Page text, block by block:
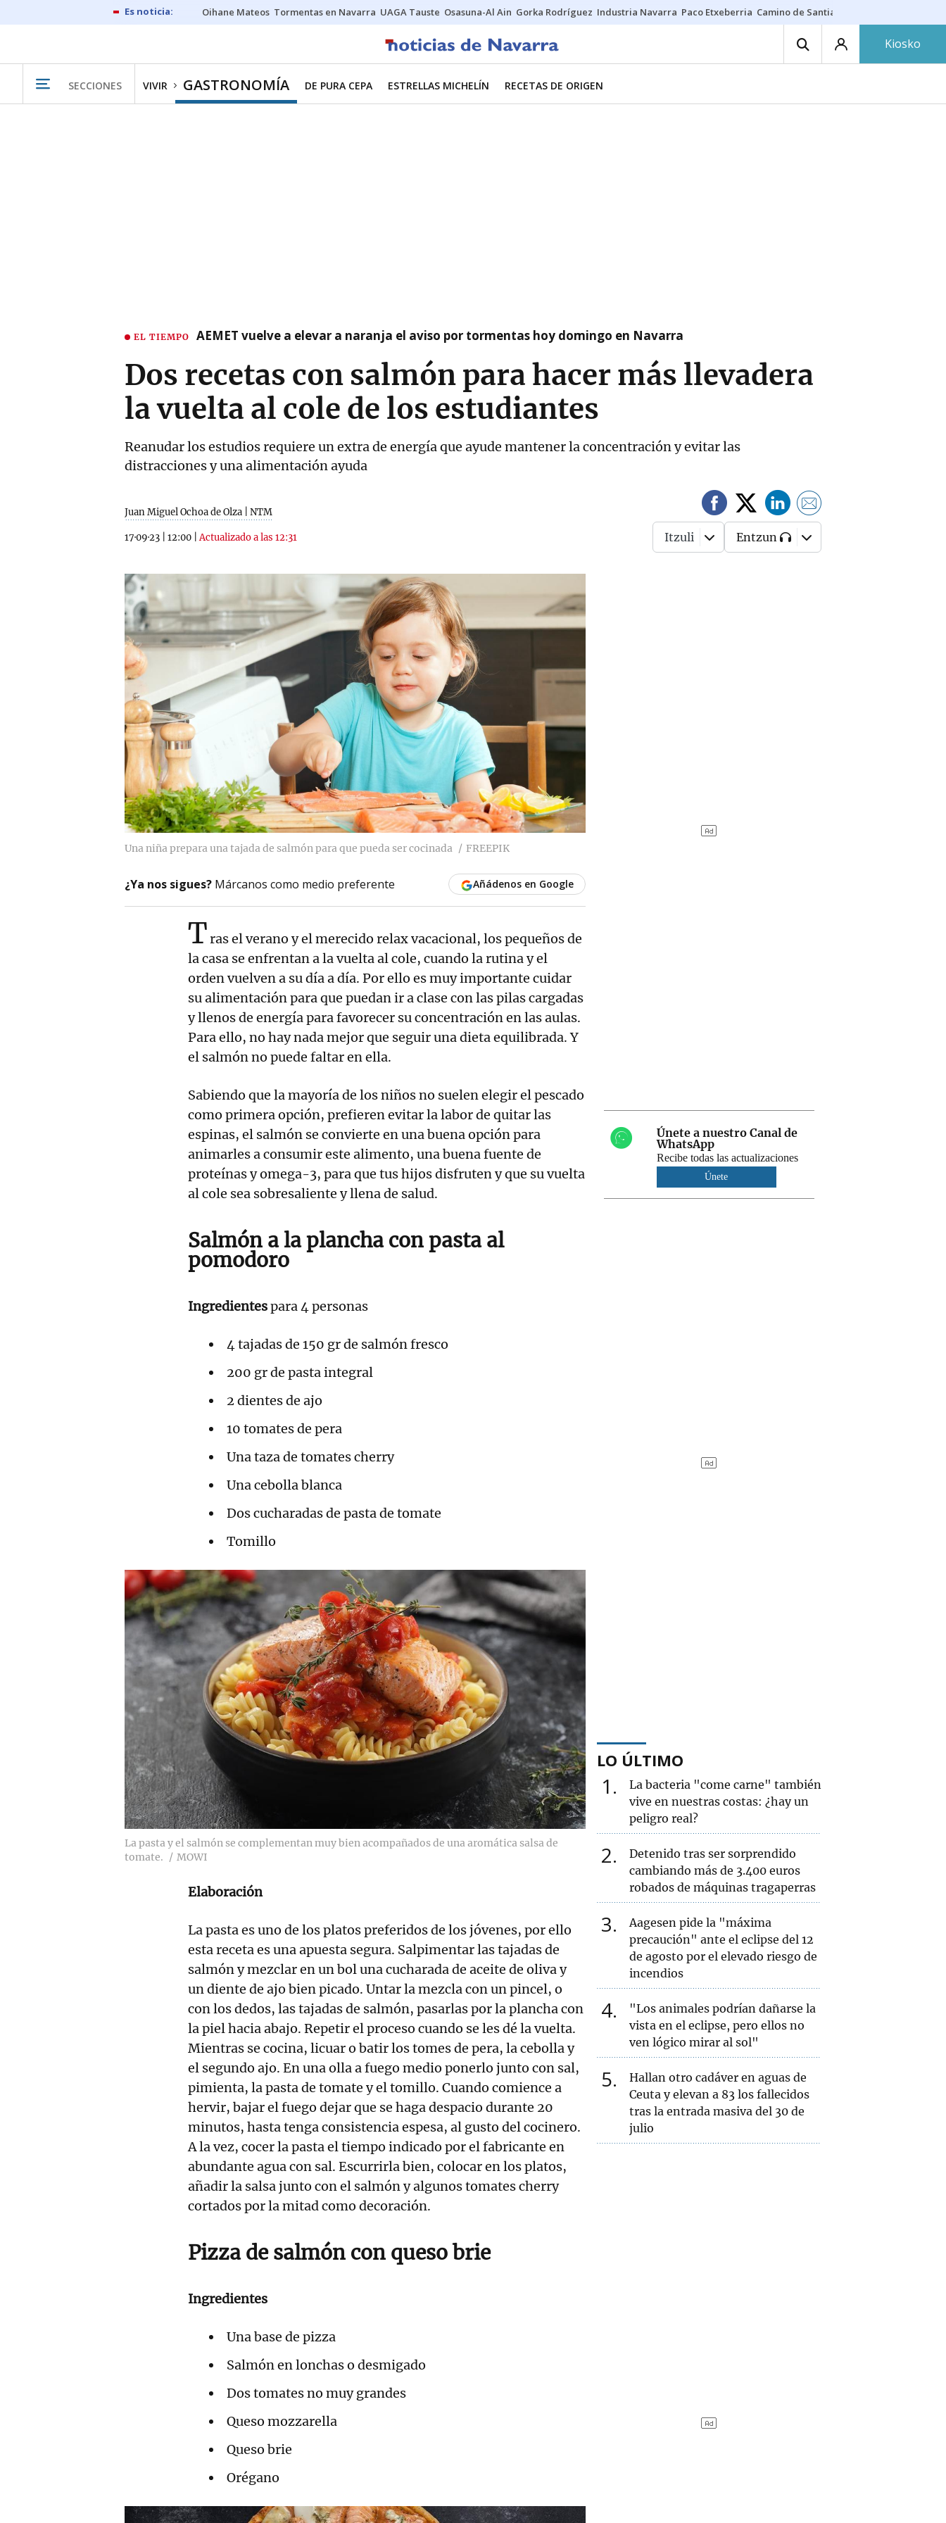
Oihane Mateos Tormentas en Navarra UAGA Tauste Osasuna-Al Ain Gorka Rodríguez Industria Navarra Paco Etxeberria Camino de Santiago
Kiosko
SECCIONES VIVIR GASTRONOMÍA DE PURA CEPA ESTRELLAS MICHELÍN RECETAS DE ORIGEN
EL TIEMPO AEMET vuelve a elevar a naranja el aviso por tormentas hoy domingo en Navarra
Dos recetas con salmón para hacer más llevadera
la vuelta al cole de los estudiantes
Reanudar los estudios requiere un extra de energía que ayude mantener la concentración y evitar las
distracciones y una alimentación ayuda
Juan Miguel Ochoa de Olza | NTM
17·09·23 12:00 |Actualizado a las 12:31 Itzuli Entzun
Una niña prepara una tajada de salmón para que pueda ser cocinada FREEPIK
¿Ya nos sigues? Márcanos como medio preferente Añádenos en Google
Tras el verano y el merecido relax vacacional, los pequeños de
la casa se enfrentan a la vuelta al cole, cuando la rutina y el
orden vuelven a su día a día. Por ello es muy importante cuidar
su alimentación para que puedan ir a clase con las pilas cargadas
y llenos de energía para favorecer su concentración en las aulas.
Para ello, no hay nada mejor que seguir una dieta equilibrada. Y
el salmón no puede faltar en ella.
Sabiendo que la mayoría de los niños no suelen elegir el pescado
como primera opción, prefieren evitar la labor de quitar las
espinas, el salmón se convierte en una buena opción para
animarles a consumir este alimento, una buena fuente de
proteínas y omega-3, para que tus hijos disfruten y que su vuelta
al cole sea sobresaliente y llena de salud.
Salmón a la plancha con pasta al
pomodoro
Ingredientespara 4 personas
4 tajadas de 150 gr de salmón fresco
200 gr de pasta integral
2 dientes de ajo
10 tomates de pera
Una taza de tomates cherry
Una cebolla blanca
Dos cucharadas de pasta de tomate
Tomillo
La pasta y el salmón se complementan muy bien acompañados de una aromática salsa de
tomate.
MOWI
Elaboración
La pasta es uno de los platos preferidos de los jóvenes, por ello
esta receta es una apuesta segura. Salpimentar las tajadas de
salmón y mezclar en un bol una cucharada de aceite de oliva y
un diente de ajo bien picado. Untar la mezcla con un pincel, o
con los dedos, las tajadas de salmón, pasarlas por la plancha con
la piel hacia abajo. Repetir el proceso cuando se les dé la vuelta.
Mientras se cocina, licuar o batir los tomes de pera, la cebolla y
el segundo ajo. En una olla a fuego medio ponerlo junto con sal,
pimienta, la pasta de tomate y el tomillo. Cuando comience a
hervir, bajar el fuego dejar que se haga despacio durante 20
minutos, hasta tenga consistencia espesa, al gusto del cocinero.
A la vez, cocer la pasta el tiempo indicado por el fabricante en
abundante agua con sal. Escurrirla bien, colocar en los platos,
añadir la salsa junto con el salmón y algunos tomates cherry
cortados por la mitad como decoración.
Pizza de salmón con queso brie
Ingredientes
Una base de pizza
Salmón en lonchas o desmigado
Dos tomates no muy grandes
Queso mozzarella
Queso brie
Orégano
Únete a nuestro Canal de
WhatsApp
Recibe todas las actualizaciones
Únete
LO ÚLTIMO
1
La bacteria "come carne" también
vive en nuestras costas: ¿hay un
peligro real?
2
Detenido tras ser sorprendido
cambiando más de 3.400 euros
robados de máquinas tragaperras
3
Aagesen pide la "máxima
precaución" ante el eclipse del 12
de agosto por el elevado riesgo de
incendios
4
"Los animales podrían dañarse la
vista en el eclipse, pero ellos no
ven lógico mirar al sol"
5
Hallan otro cadáver en aguas de
Ceuta y elevan a 83 los fallecidos
tras la entrada masiva del 30 de
julio